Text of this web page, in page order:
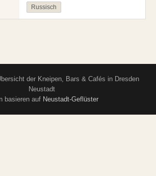
Russisch
der Kneipen, Bars & Cafés in Dresden
Neustadt
basieren auf Neustadt-Geflüster